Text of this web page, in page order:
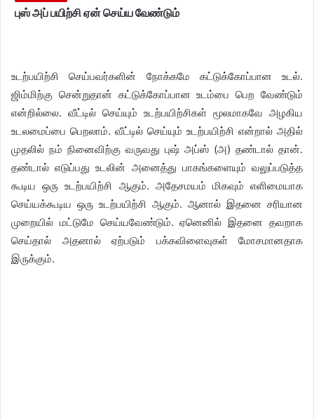
புஸ் அப் பயிற்சி ஏன் செய்ய வேண்டும்
உடற்பயிற்சி செய்பவர்களின் நோக்கமே கட்டுக்கோப்பான உடல்.
ஜிம்மிற்கு சென்றுதான் கட்டுக்கோப்பான உடம்பை பெற வேண்டும்
என்றில்லை. வீட்டில் செய்யும் உடற்பயிற்சிகள் மூலமாகவே அழகிய
உடலமைப்பை பெறலாம். வீட்டில் செய்யும் உடற்பயிற்சி என்றால் அதில்
முதலில் நம் நினைவிற்கு வருவது புஷ் அப்ஸ் (அ) தண்டால் தான்.
தண்டால் எடுப்பது உடலின் அனைத்து பாகங்களையும் வலுப்படுத்த
கூடிய ஒரு உடற்பயிற்சி ஆகும். அதேசமயம் மிகவும் எளிமையாக
செய்யக்கூடிய ஒரு உடற்பயிற்சி ஆகும். ஆனால் இதனை சரியான
முறையில் மட்டுமே செய்யவேண்டும். ஏனெனில் இதனை தவறாக
செய்தால் அதனால் ஏற்படும் பக்கவிளைவுகள் மோசமானதாக
இருக்கும்.